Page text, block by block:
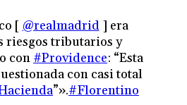
[ @realmadrid⁩ ] era
riesgos tributarios y
con #Providence: “Esta
con casi total
”».#Florentino